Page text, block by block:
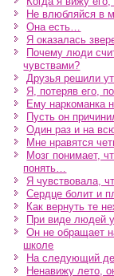
Не влюбляйся в
Она есть…
Я оказалась
Почему люди
чувствами?
Друзья решили
Я, потеряв его,
Ему наркоманка
Пусть он
Один раз и на
Мне нравятся
Мозг понимает,
понять…
Я чувствовала,
Сердце болит и
Как вернуть те
При виде людей
Он не обращает
школе
На следующий
Ненавижу лето,